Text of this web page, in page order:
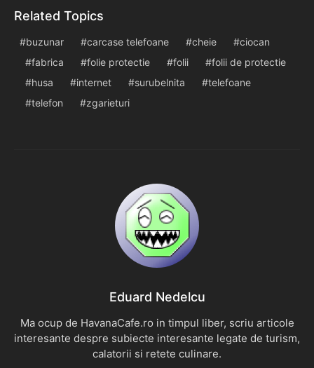
Related Topics
buzunar carcase telefoane cheie
ciocan
fabrica
folie protectie folii
folii de protectie
husa
internet surubelnita
telefoane
telefon
zgarieturi
Eduard Nedelcu
Ma ocup de HavanaCafe.ro in timpul liber, scriu articole
interesante despre subiecte interesante legate de turism,
calatorii si retete culinare.